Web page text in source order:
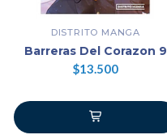
DISTRITO MANGA
Barreras Del Corazon 9
$13.500